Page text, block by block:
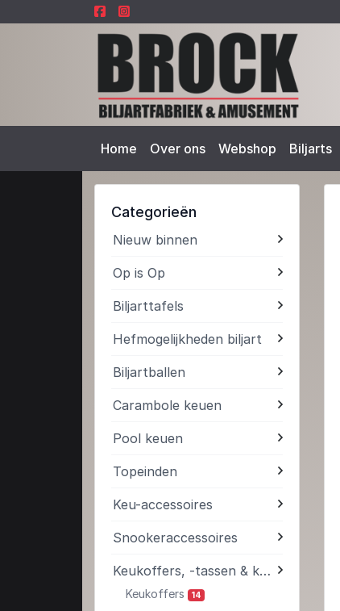
Home Over ons Webshop Biljarts
Categorieën
Nieuw binnen
Op is Op
Biljarttafels
Hefmogelijkheden biljart
Biljartballen
Carambole keuen
Pool keuen
Topeinden
Keu-accessoires
Snookeraccessoires
Keukoffers, -tassen & kokers
Keukoffers 14